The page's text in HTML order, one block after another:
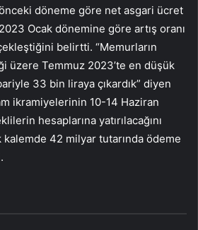
döneme göre net asgari ücret
Ocak dönemine göre artış oranı
belirtti. “Memurların
üzere Temmuz 2023’te en düşük
33 bin liraya çıkardık” diyen
ikramiyelerinin 10-14 Haziran
hesaplarına yatırılacağını
42 milyar tutarında ödeme